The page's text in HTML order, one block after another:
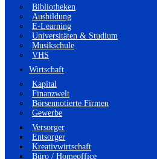
Bibliotheken
Ausbildung
E-Learning
Universitäten & Studium
Musikschule
VHS
Wirtschaft
Kapital
Finanzwelt
Börsennotierte Firmen
Gewerbe
Versorger
Entsorger
Kreativwirtschaft
Büro / Homeoffice